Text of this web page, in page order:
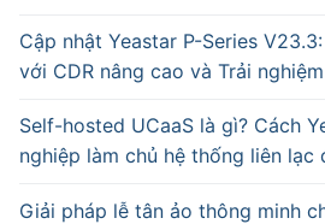
Cập nhật Yeastar P-Series
với CDR nâng cao và Trải
Self-hosted UCaaS là gì? Cách
nghiệp làm chủ hệ thống liên lạc
Giải pháp lễ tân ảo thông minh